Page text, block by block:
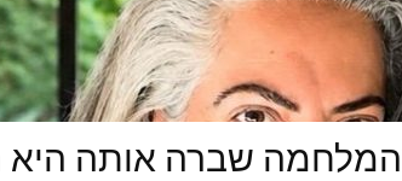
שברה אותה היא